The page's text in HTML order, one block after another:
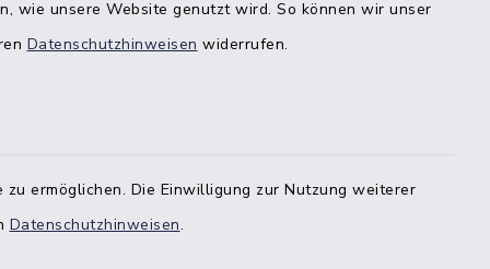
wie unsere Website genutzt wird. So können wir unser
Datenschutzhinweisen widerrufen.
ermöglichen. Die Einwilligung zur Nutzung weiterer
Datenschutzhinweisen.